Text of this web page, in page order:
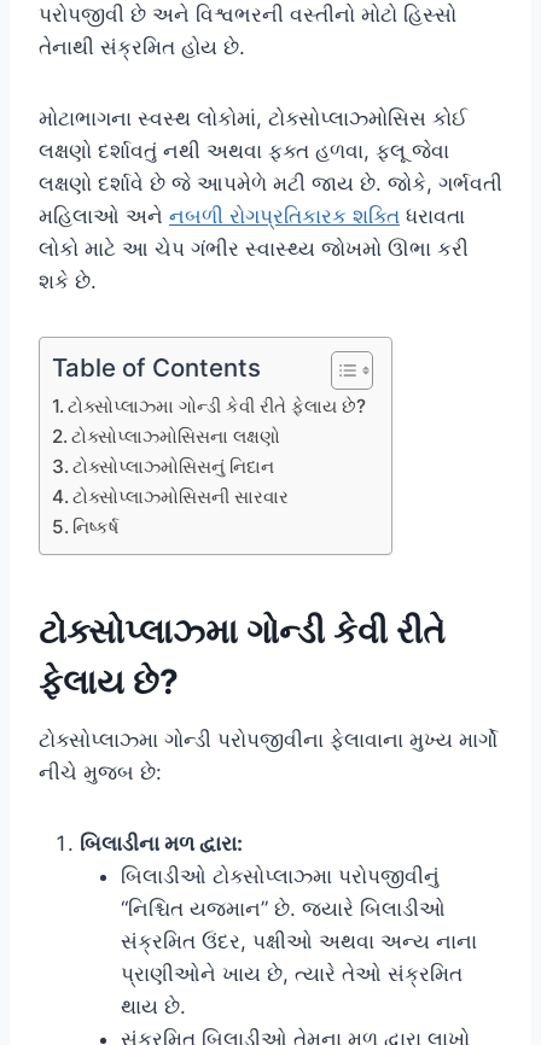
પરોપજીવી છે અને વિશ્વભરની વસ્તીનો મોટો હિસ્સો
તેનાથી સંક્રમિત હોય છે.
મોટાભાગના સ્વસ્થ લોકોમાં, ટોક્સોપ્લાઝ્મોસિસ કોઈ
લક્ષણો દર્શાવતું નથી અથવા ફક્ત હળવા, ફ્લૂ જેવા
લક્ષણો દર્શાવે છે જે આપમેળે મટી જાય છે. જોકે, ગર્ભવતી
મહિલાઓ અને નબળી રોગપ્રતિકારક શક્તિ ધરાવતા
લોકો માટે આ ચેપ ગંભીર સ્વાસ્થ્ય જોખમો ઊભા કરી
શકે છે.
Table of Contents
ટોક્સોપ્લાઝ્મા ગોન્ડી કેવી રીતે ફેલાય છે?
ટોક્સોપ્લાઝ્મોસિસના લક્ષણો
ટોક્સોપ્લાઝ્મોસિસનું નિદાન
ટોક્સોપ્લાઝ્મોસિસની સારવાર
નિષ્કર્ષ
ટોક્સોપ્લાઝ્મા ગોન્ડી કેવી રીતે
ફેલાય છે?
ટોક્સોપ્લાઝ્મા ગોન્ડી પરોપજીવીના ફેલાવાના મુખ્ય માર્ગો
નીચે મુજબ છે:
બિલાડીના મળ દ્વારા:
બિલાડીઓ ટોક્સોપ્લાઝ્મા પરોપજીવીનું
“નિશ્ચિત યજમાન” છે. જ્યારે બિલાડીઓ
સંક્રમિત ઉંદર, પક્ષીઓ અથવા અન્ય નાના
પ્રાણીઓને ખાય છે, ત્યારે તેઓ સંક્રમિત
થાય છે.
સંક્રમિત બિલાડીઓ તેમના મળ દ્વારા લાખો